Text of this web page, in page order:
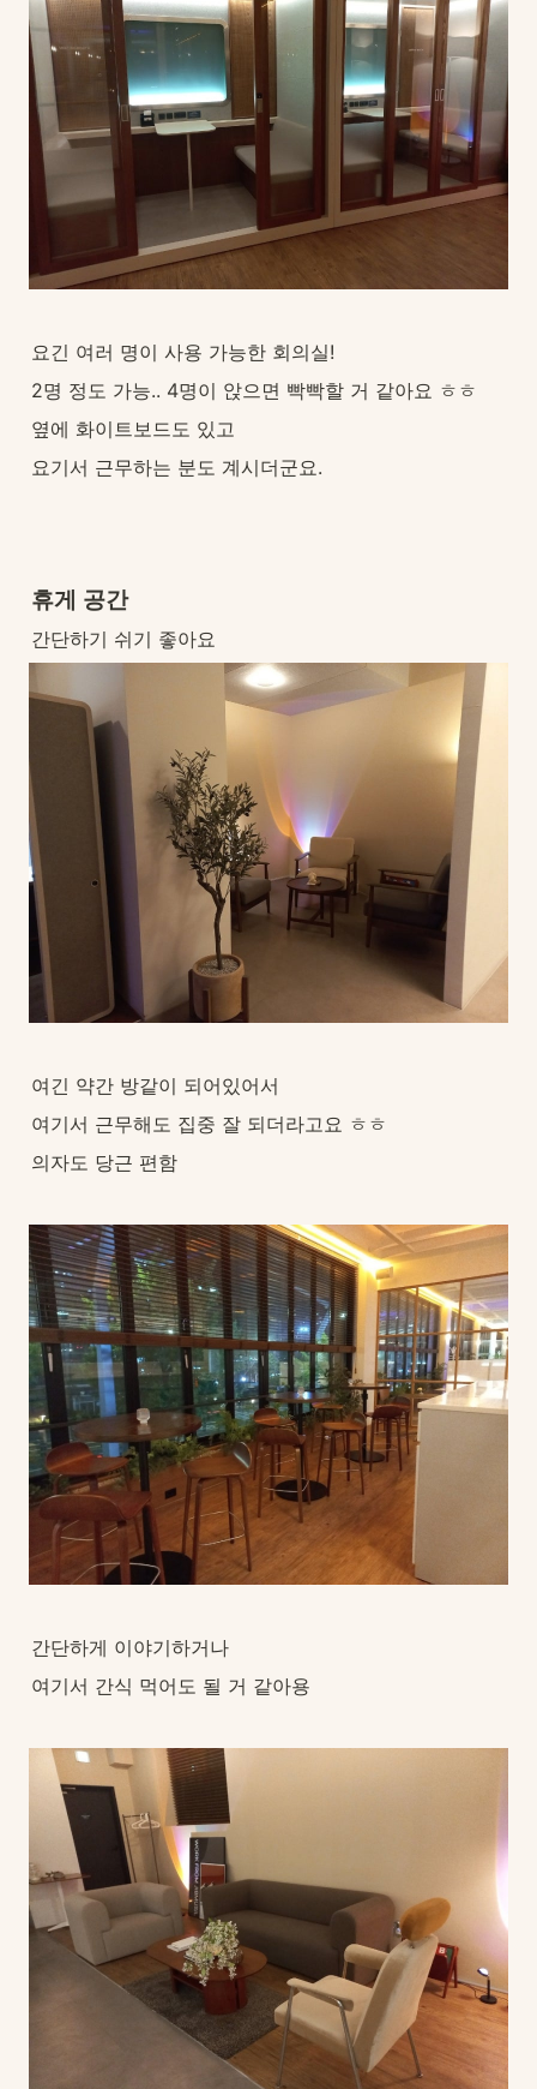
요긴 여러 명이 사용 가능한 회의실!
2명 정도 가능.. 4명이 앉으면 빡빡할 거 같아요 ㅎㅎ
옆에 화이트보드도 있고
요기서 근무하는 분도 계시더군요.
휴게 공간
간단하기 쉬기 좋아요
여긴 약간 방같이 되어있어서
여기서 근무해도 집중 잘 되더라고요 ㅎㅎ
의자도 당근 편함
간단하게 이야기하거나
여기서 간식 먹어도 될 거 같아용